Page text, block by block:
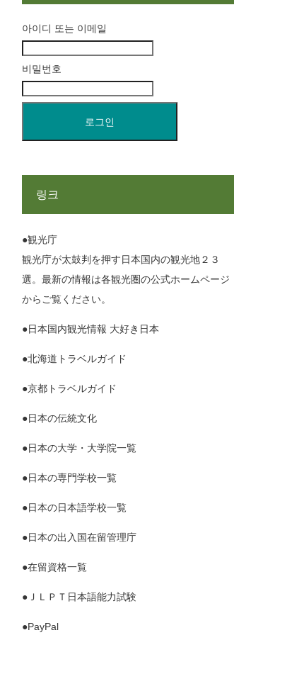
아이디 또는 이메일
비밀번호
링크
●観光庁
観光庁が太鼓判を押す日本国内の観光地２３
選。最新の情報は各観光圏の公式ホームページ
からご覧ください。
●日本国内観光情報 大好き日本
●北海道トラベルガイド
●京都トラベルガイド
●日本の伝統文化
●日本の大学・大学院一覧
●日本の専門学校一覧
●日本の日本語学校一覧
●日本の出入国在留管理庁
●在留資格一覧
●ＪＬＰＴ日本語能力試験
●PayPal